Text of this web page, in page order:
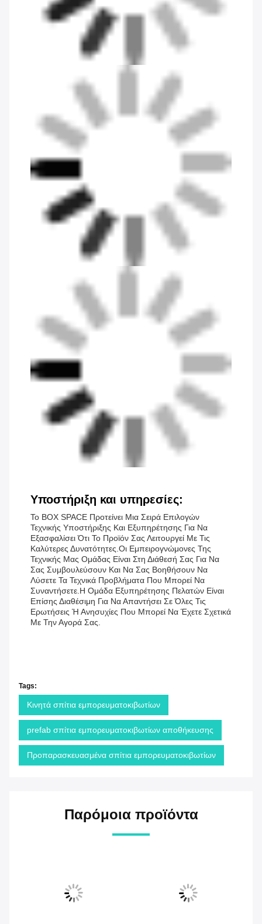
Υποστήριξη και υπηρεσίες:
Το BOX SPACE Προτείνει Μια Σειρά Επιλογών
Τεχνικής Υποστήριξης Και Εξυπηρέτησης Για Να
Εξασφαλίσει Ότι Το Προϊόν Σας Λειτουργεί Με Τις
Καλύτερες Δυνατότητες.Οι Εμπειρογνώμονες Της
Τεχνικής Μας Ομάδας Είναι Στη Διάθεσή Σας Για Να
Σας Συμβουλεύσουν Και Να Σας Βοηθήσουν Να
Λύσετε Τα Τεχνικά Προβλήματα Που Μπορεί Να
Συναντήσετε.Η Ομάδα Εξυπηρέτησης Πελατών Είναι
Επίσης Διαθέσιμη Για Να Απαντήσει Σε Όλες Τις
Ερωτήσεις Ή Ανησυχίες Που Μπορεί Να Έχετε Σχετικά
Με Την Αγορά Σας.
Tags:
Κινητά σπίτια εμπορευματοκιβωτίων
prefab σπίτια εμπορευματοκιβωτίων αποθήκευσης
Προπαρασκευασμένα σπίτια εμπορευματοκιβωτίων
Παρόμοια προϊόντα